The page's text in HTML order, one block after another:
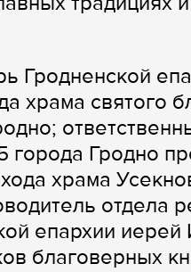
Гродненской
храма святого
города Гродно
храма
отдела
епархии
благоверных